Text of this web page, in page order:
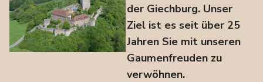
der Giechburg. Unser
Ziel ist es seit über 25
Jahren Sie mit unseren
Gaumenfreuden zu
verwöhnen.